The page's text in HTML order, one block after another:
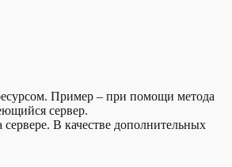
Пример – при помощи метода
сервер.
В качестве дополнительных